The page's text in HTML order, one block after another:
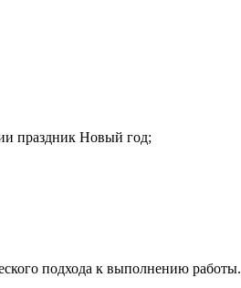
праздник Новый год;
подхода к выполнению работы.